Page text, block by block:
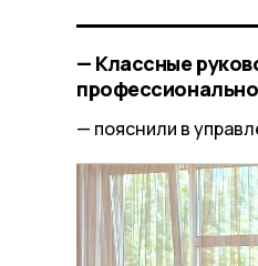
— Классные
пояснили в